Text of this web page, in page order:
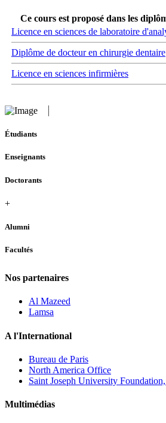
Ce cours est proposé dans les
Licence en sciences de laboratoire
Diplôme de docteur en chirurgie dentaire
Licence en sciences infirmières
Étudiants
Enseignants
Doctorants
+
Alumni
Facultés
Nos partenaires
Al Mazeed
Lamsa
A l'International
Bureau de Paris
North America Office
Saint Joseph University
Multimédias